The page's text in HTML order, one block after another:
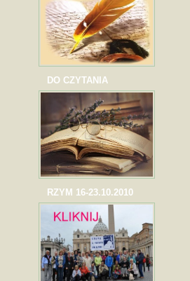
DO CZYTANIA
RZYM 16-23.10.2010